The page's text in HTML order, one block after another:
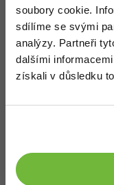
soubory cookie.
sdílíme se svými
analýzy. Partneři
dalšími
získali v důsledku
Adobe
-
Video
Stáhnout
Stažením následujícího